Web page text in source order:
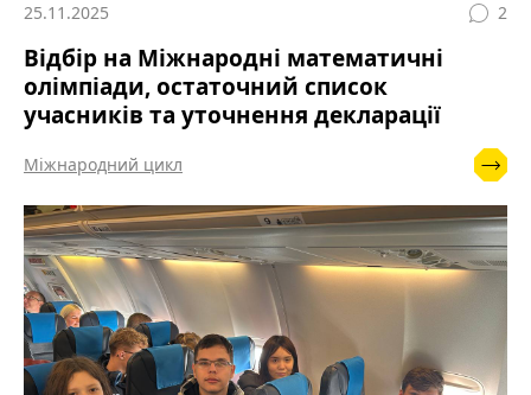
25.11.2025 2
Відбір на Міжнародні математичні
олімпіади, остаточний список
учасників та уточнення декларації
Міжнародний цикл